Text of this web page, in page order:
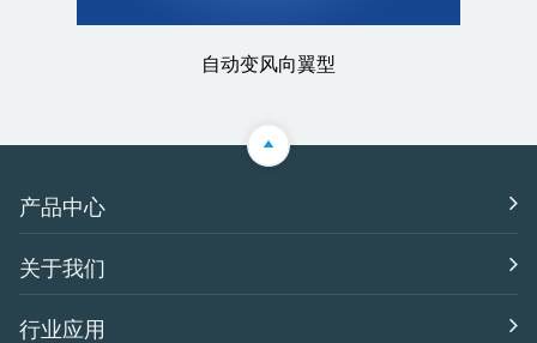
自动变风向翼型
产品中心
关于我们
行业应用